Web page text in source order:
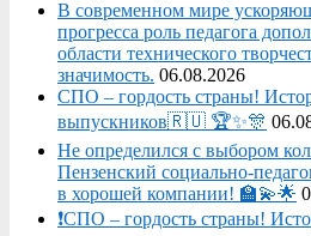
В современном мире
прогресса роль педагога
области технического
значимость. 06.08.2026
СПО – гордость страны!
выпускников🇷🇺 🏆✨🎊
Не определился с выбором
Пензенский социально-
в хорошей компании! 🏫💫🌟
❗СПО – гордость страны!